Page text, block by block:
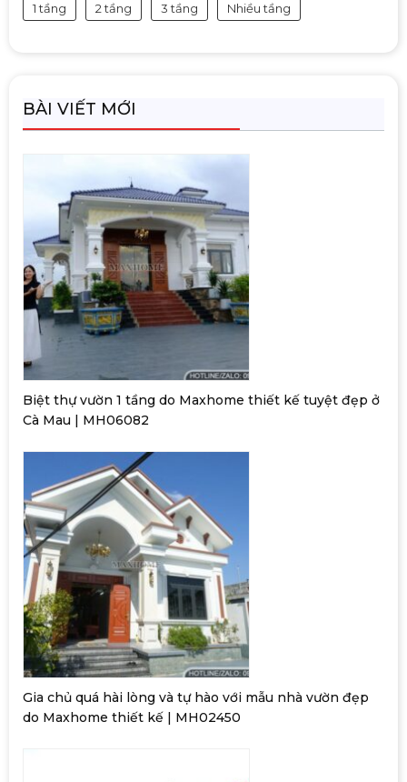
1 tầng 2 tầng 3 tầng Nhiều tầng
BÀI VIẾT MỚI
Biệt thự vườn 1 tầng do Maxhome thiết kế tuyệt đẹp ở
Cà Mau | MH06082
Gia chủ quá hài lòng và tự hào với mẫu nhà vườn đẹp
do Maxhome thiết kế | MH02450